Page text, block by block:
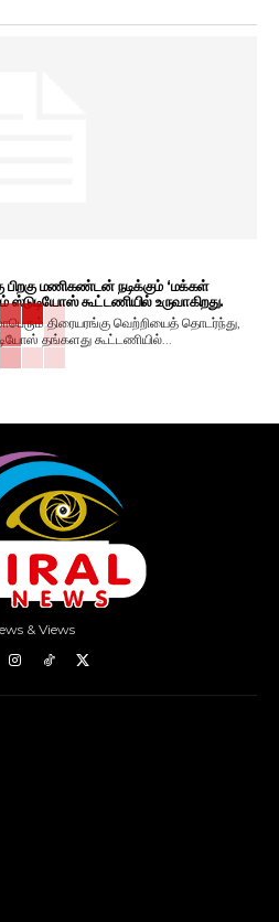
பிறகு மணிகண்டன் நடிக்கும் ‘மக்கள்
கூட்டணியில் உருவாகிறது.
திரையரங்கு வெற்றியைத் தொடர்ந்து,
தங்களது கூட்டணியில்...
& Views